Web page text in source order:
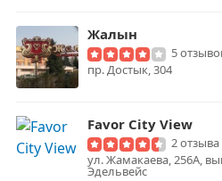
Жалын
5
пр. Достык, 304
Favor City View
2 отзыва
ул. Жамакаева, 256А,
Эдельвейс